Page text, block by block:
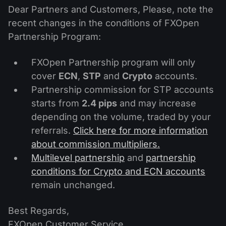
PAMM ECN
Masters e Seguidores
Concursos Forex
Ações
Criptomoedas
Calendário de dividendos
Fórum Forex
O que é negociação de CFDs?
O que é negociação ECN?
O que é um corretor Forex?
Por que nós?
História
Contate-nos
Dear Partners and Customers, Please, note the
recent changes in the conditions of FXOpen
Partnership Program:
FXOpen Partnership program will only
cover ECN, STP and Crypto accounts.
Partnership commission for STP accounts
starts from 2.4 pips and may increase
depending on the volume, traded by your
referrals. Click here for more information
about commission multipliers.
Multilevel partnership and partnership
conditions for Crypto and ECN accounts
remain unchanged.
Best Regards,